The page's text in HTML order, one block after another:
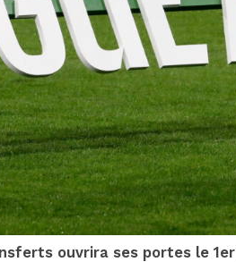
ouvrira ses portes le